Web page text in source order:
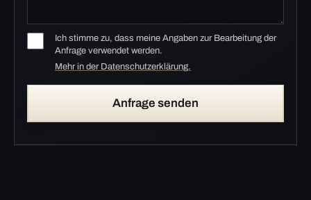
Ich stimme zu, dass meine Angaben zur Bearbeitung der
Anfrage verwendet werden.
Mehr in der Datenschutzerklärung.
Anfrage senden